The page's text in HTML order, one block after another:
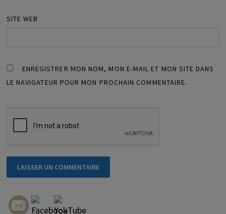
SITE WEB
ENREGISTRER MON NOM, MON E-MAIL ET MON SITE DANS
LE NAVIGATEUR POUR MON PROCHAIN COMMENTAIRE.